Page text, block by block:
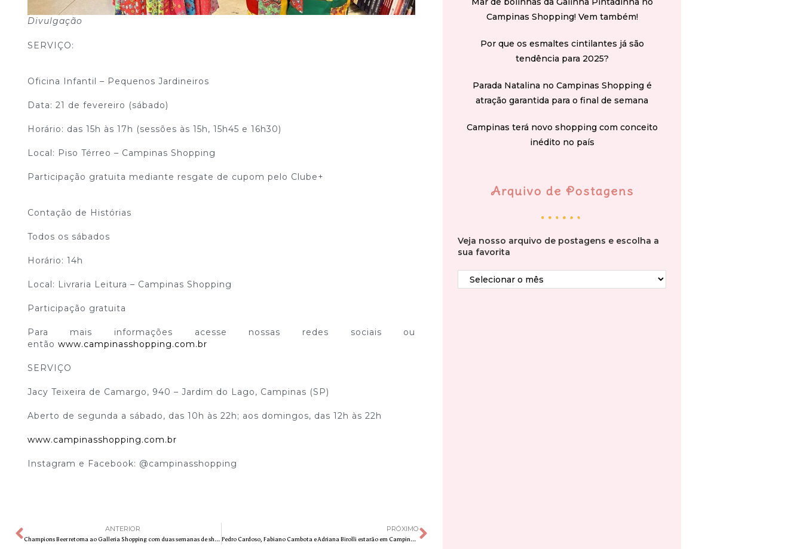
Divulgação
SERVIÇO:
Oficina Infantil – Pequenos Jardineiros
Data: 21 de fevereiro (sábado)
Horário: das 15h às 17h (sessões às 15h, 15h45 e 16h30)
Local: Piso Térreo – Campinas Shopping
Participação gratuita mediante resgate de cupom pelo Clube+
Contação de Histórias
Todos os sábados
Horário: 14h
Local: Livraria Leitura – Campinas Shopping
Participação gratuita
Para mais informações acesse nossas redes sociais ou
então www.campinasshopping.com.br
SERVIÇO
Jacy Teixeira de Camargo, 940 – Jardim do Lago, Campinas (SP)
Aberto de segunda a sábado, das 10h às 22h; aos domingos, das 12h às 22h
www.campinasshopping.com.br
Instagram e Facebook: @campinasshopping
ANTERIOR
Champions Beer retorna ao Galleria Shopping com duas semanas de shows e 14 cervejarias artesanais
PRÓXIMO
Pedro Cardoso, Fabiano Cambota e Adriana Birolli estarão em Campinas neste fim de semana
Campinas Shopping! Vem também!
Por que os esmaltes cintilantes já são
tendência para 2025?
Parada Natalina no Campinas Shopping é
atração garantida para o final de semana
Campinas terá novo shopping com conceito
inédito no país
Arquivo de Postagens
Veja nosso arquivo de postagens e escolha a
sua favorita